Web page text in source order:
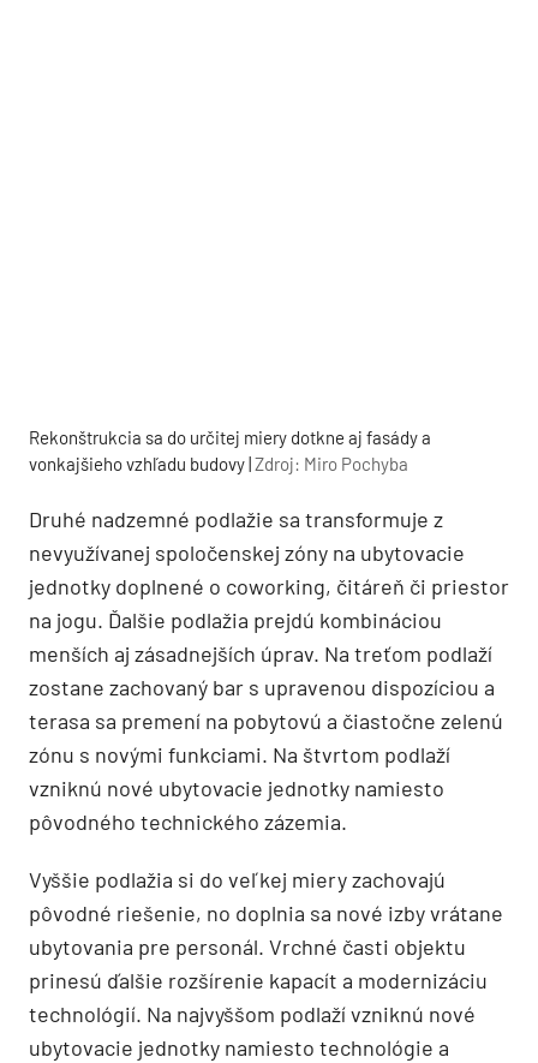
Rekonštrukcia sa do určitej miery dotkne aj fasády a
vonkajšieho vzhľadu budovy |Zdroj: Miro Pochyba
Druhé nadzemné podlažie sa transformuje z
nevyužívanej spoločenskej zóny na ubytovacie
jednotky doplnené o coworking, čitáreň či priestor
na jogu. Ďalšie podlažia prejdú kombináciou
menších aj zásadnejších úprav. Na treťom podlaží
zostane zachovaný bar s upravenou dispozíciou a
terasa sa premení na pobytovú a čiastočne zelenú
zónu s novými funkciami. Na štvrtom podlaží
vzniknú nové ubytovacie jednotky namiesto
pôvodného technického zázemia.
Vyššie podlažia si do veľkej miery zachovajú
pôvodné riešenie, no doplnia sa nové izby vrátane
ubytovania pre personál. Vrchné časti objektu
prinesú ďalšie rozšírenie kapacít a modernizáciu
technológií. Na najvyššom podlaží vzniknú nové
ubytovacie jednotky namiesto technológie a